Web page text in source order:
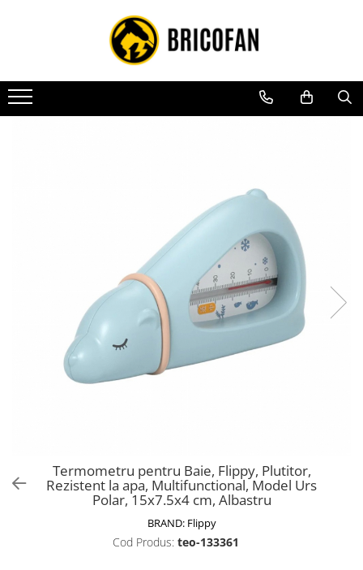
Toate Produsele
Vehicule electrice
Atv
Piese de schimb vehicule electrice
Scutere pe benzina
Tricicluri cargo fara permis
Tricicluri persoane
Trotinete electrice
Biciclete, trotinete, triciclete
Motoburghie si accesorii
Accesorii motoburghie
Drujbe, fierastraie electrice
Termometru pentru Baie, Flippy, Plutitor,
Rezistent la apa, Multifunctional, Model Urs
Polar, 15x7.5x4 cm, Albastru
BRAND: Flippy
Cod Produs: teo-133361